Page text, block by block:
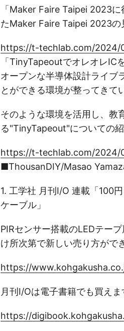
「Maker Faire Taipei 2023
たMaker Faire Taipei 2023の
https://t-techlab.com/2024/
「TinyTapeoutでオレオレIC
オープンな半導体設計ライブ
とができる環境が整ってきて
そのような環境を活用し、教
る"TinyTapeout"についての
https://t-techlab.com/2024/
■ThousanDIY/Masao
1. 工学社 月刊I/O 連載「100
ケーブル」
PIRセンサー搭載のLEDテー
け所次第で新しい売り方がで
https://
月刊I/Oは電子書籍でも買え
https://